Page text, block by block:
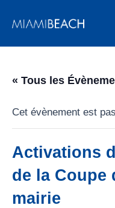
« Tous les
Cet évènement est
Activations
de la Coupe
mairie